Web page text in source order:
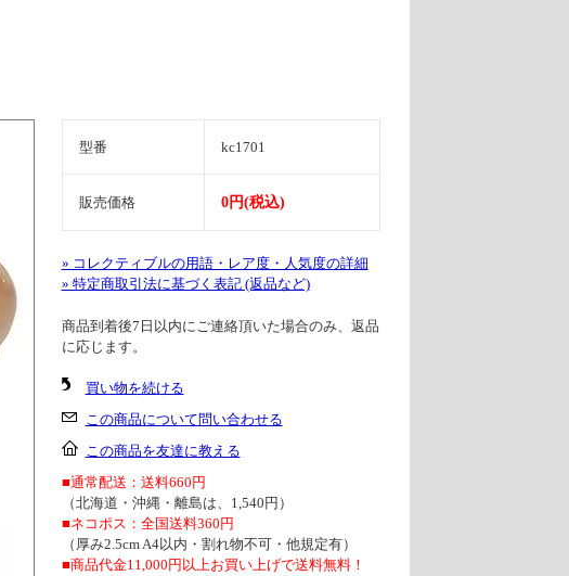
型番 kc1701
販売価格 0円(税込)
» コレクティブルの用語・レア度・人気度の詳細
» 特定商取引法に基づく表記 (返品など)
商品到着後7日以内にご連絡頂いた場合のみ、返品
に応じます。
買い物を続ける
この商品について問い合わせる
この商品を友達に教える
■通常配送：送料660円
（北海道・沖縄・離島は、1,540円）
■ネコポス：全国送料360円
（厚み2.5cm A4以内・割れ物不可・他規定有）
■商品代金11,000円以上お買い上げで送料無料！